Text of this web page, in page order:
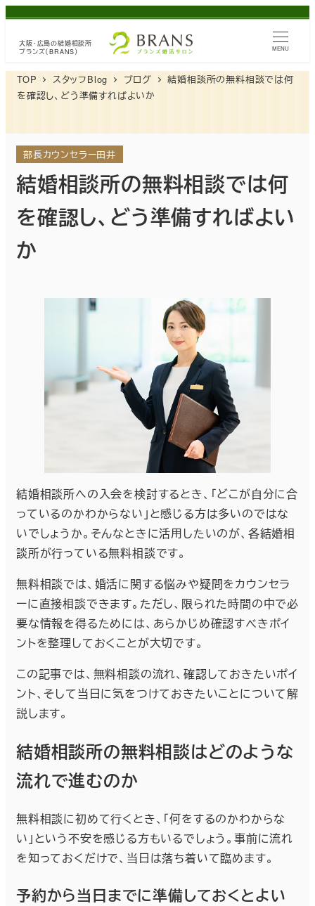
メ
コ
ン
大阪・広島の結婚相談所
ブランズ（BRANS）
MENU
TOP スタッフBlog ブログ
結婚相談所の無料相談では何
を確認し、どう準備すればよいか
部長カウンセラー田井
結婚相談所の無料相談では何
を確認し、どう準備すればよい
か
結婚相談所への入会を検討するとき、「どこが自分に合
っているのかわからない」と感じる方は多いのではな
いでしょうか。そんなときに活用したいのが、各結婚相
談所が行っている無料相談です。
無料相談では、婚活に関する悩みや疑問をカウンセラ
ーに直接相談できます。ただし、限られた時間の中で必
要な情報を得るためには、あらかじめ確認すべきポイ
ントを整理しておくことが大切です。
この記事では、無料相談の流れ、確認しておきたいポイ
ント、そして当日に気をつけておきたいことについて解
説します。
結婚相談所の無料相談はどのような
流れで進むのか
無料相談に初めて行くとき、「何をするのかわからな
い」という不安を感じる方もいるでしょう。事前に流れ
を知っておくだけで、当日は落ち着いて臨めます。
予約から当日までに準備しておくとよい